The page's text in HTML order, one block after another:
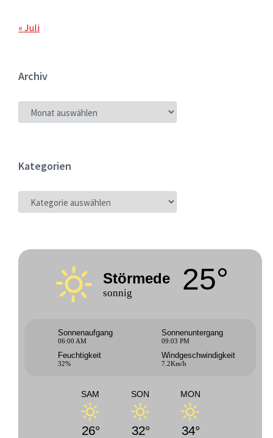
« Juli
Archiv
ARCHIV
Kategorien
KATEGORIEN
Störmede
sonnig 25°
Sonnenaufgang
06:00 AM
Sonnenuntergang
09:03 PM
Feuchtigkeit
32%
Windgeschwindigkeit
7.2Km/h
SAM
26°
SON
32°
MON
34°